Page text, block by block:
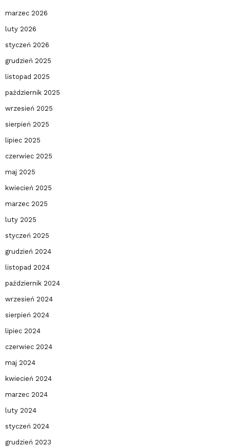
marzec 2026
luty 2026
styczeń 2026
grudzień 2025
listopad 2025
październik 2025
wrzesień 2025
sierpień 2025
lipiec 2025
czerwiec 2025
maj 2025
kwiecień 2025
marzec 2025
luty 2025
styczeń 2025
grudzień 2024
listopad 2024
październik 2024
wrzesień 2024
sierpień 2024
lipiec 2024
czerwiec 2024
maj 2024
kwiecień 2024
marzec 2024
luty 2024
styczeń 2024
grudzień 2023